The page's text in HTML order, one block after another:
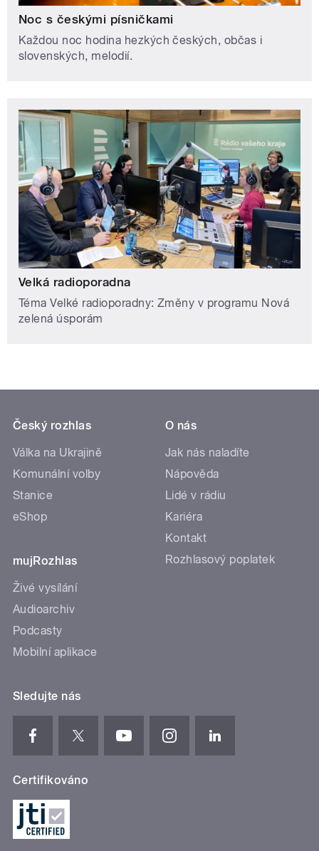
Noc s českými písničkami
Každou noc hodina hezkých českých, občas i
slovenských, melodií.
Velká radioporadna
Téma Velké radioporadny: Změny v programu Nová
zelená úsporám
Český rozhlas
Válka na Ukrajině
Komunální volby
Stanice
eShop
mujRozhlas
Živé vysílání
Audioarchiv
Podcasty
Mobilní aplikace
O nás
Jak nás naladíte
Nápověda
Lidé v rádiu
Kariéra
Kontakt
Rozhlasový poplatek
Sledujte nás
Certifikováno